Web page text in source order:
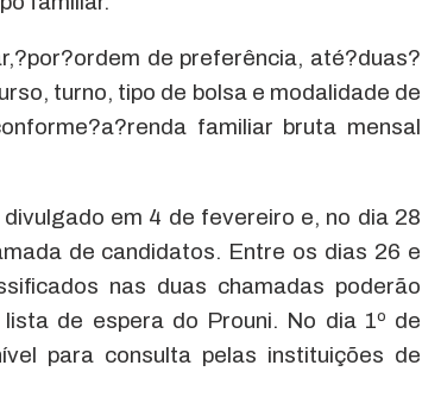
de preferência, até?duas?
turno, tipo de bolsa e modalidade de
familiar bruta mensal
em 4 de fevereiro e, no dia 28
de candidatos. Entre os dias 26 e
nas duas chamadas poderão
de espera do Prouni. No dia 1º de
para consulta pelas instituições de